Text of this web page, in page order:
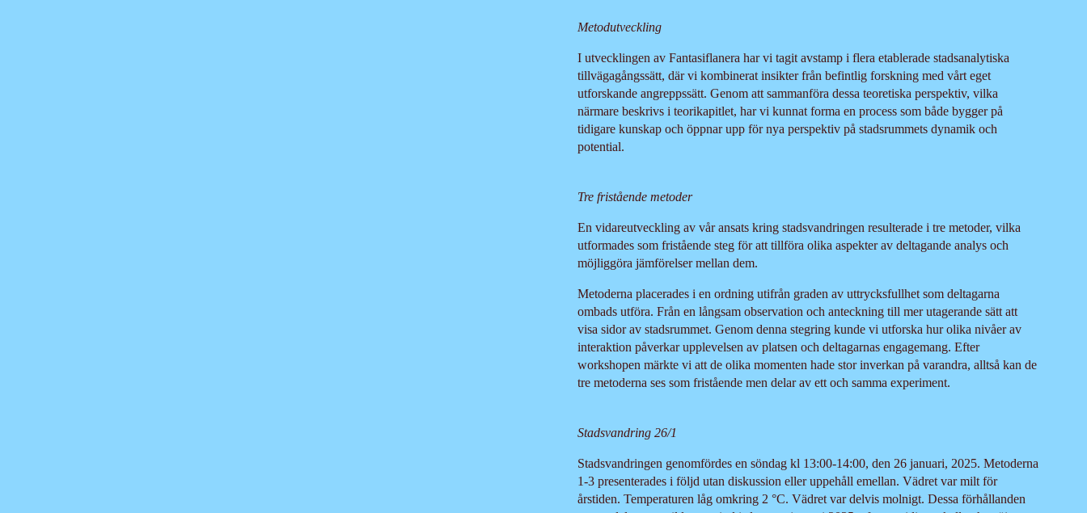
Metodutveckling
I utvecklingen av Fantasiflanera har vi tagit avstamp i flera etablerade stadsanalytiska
tillvägagångssätt, där vi kombinerat insikter från befintlig forskning med vårt eget
utforskande angreppssätt. Genom att sammanföra dessa teoretiska perspektiv, vilka
närmare beskrivs i teorikapitlet, har vi kunnat forma en process som både bygger på
tidigare kunskap och öppnar upp för nya perspektiv på stadsrummets dynamik och
potential.
Tre fristående metoder
En vidareutveckling av vår ansats kring stadsvandringen resulterade i tre metoder, vilka
utformades som fristående steg för att tillföra olika aspekter av deltagande analys och
möjliggöra jämförelser mellan dem.
Metoderna placerades i en ordning utifrån graden av uttrycksfullhet som deltagarna
ombads utföra. Från en långsam observation och anteckning till mer utagerande sätt att
visa sidor av stadsrummet. Genom denna stegring kunde vi utforska hur olika nivåer av
interaktion påverkar upplevelsen av platsen och deltagarnas engagemang. Efter
workshopen märkte vi att de olika momenten hade stor inverkan på varandra, alltså kan de
tre metoderna ses som fristående men delar av ett och samma experiment.
Stadsvandring 26/1
Stadsvandringen genomfördes en söndag kl 13:00-14:00, den 26 januari, 2025. Metoderna
1-3 presenterades i följd utan diskussion eller uppehåll emellan. Vädret var milt för
årstiden. Temperaturen låg omkring 2 °C. Vädret var delvis molnigt. Dessa förhållanden